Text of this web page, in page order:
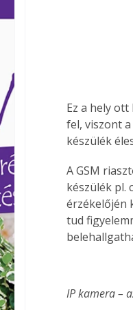
Ez a hely
fel, viszont
készülék
A GSM
készülék pl.
érzékelőjén
tud
IP kamera –